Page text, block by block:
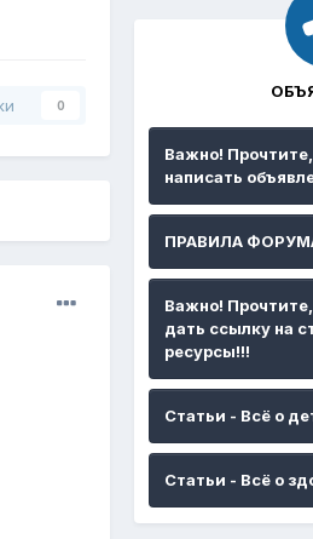
0
Важно!
написать
ПРАВИЛА
Важно!
дать ссылку на
ресурсы!!!
Статьи - Всё о
Статьи - Всё о